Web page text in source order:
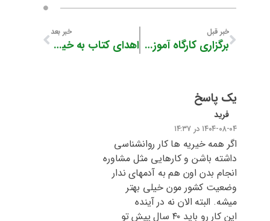
خبر قبل
برگزاری کارگاه آموزشی «خودمراقبتی و شناخت سرطان پستان» در معاک
خبر بعد
اهدای کتاب به خیریه معاک
یک پاسخ
فرید
۱۴۰۴-۰۸-۰۴ در ۱۴:۳۷
اگر همه خیریه ها کار روانشناسی
داشته باشن و کارهایی مثل مشاوره
انجام بدن اون هم به آدمهای ندار
وضعیت کشور مون خیلی بهتر
میشه. البته الان نه در آینده
این کار رو باید ۴۰ سال پیش تو